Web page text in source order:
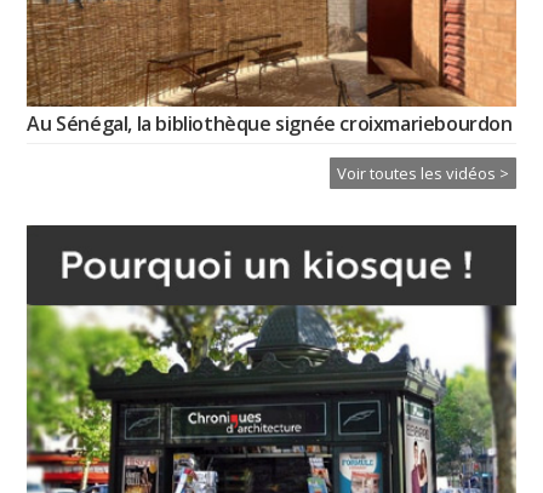
Au Sénégal, la bibliothèque signée croixmariebourdon
Voir toutes les vidéos >